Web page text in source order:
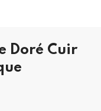
Doré Cuir